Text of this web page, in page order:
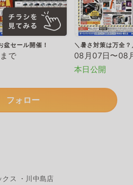
盆セール開催！
で
＼暑さ対策は万全
08月07日〜08
本日公開
フォロー
クス ・川中島店